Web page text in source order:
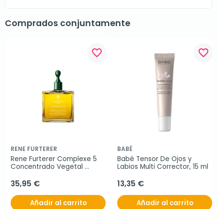
Comprados conjuntamente
favorite_border
RENE FURTERER
Rene Furterer Complexe 5
Concentrado Vegetal
35,95 €
Añadir al carrito
favorite_border
BABÉ
Babé Tensor De Ojos y
Labios Multi Corrector, 15 ml
13,35 €
Añadir al carrito